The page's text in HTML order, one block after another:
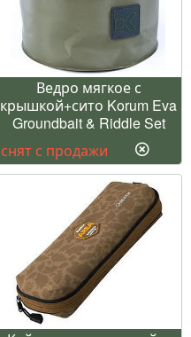
Ведро мягкое с
крышкой+сито Korum Eva
Groundbait & Riddle Set
снят с продажи